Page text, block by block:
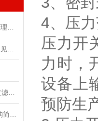
4、压
压力开
力时，
设备上
预防生